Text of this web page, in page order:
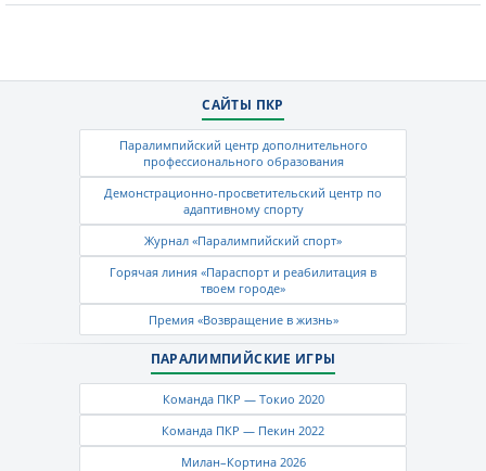
САЙТЫ ПКР
Паралимпийский центр дополнительного
профессионального образования
Демонстрационно-просветительский центр по
адаптивному спорту
Журнал «Паралимпийский спорт»
Горячая линия «Параспорт и реабилитация в
твоем городе»
Премия «Возвращение в жизнь»
ПАРАЛИМПИЙСКИЕ ИГРЫ
Команда ПКР — Токио 2020
Команда ПКР — Пекин 2022
Милан–Кортина 2026